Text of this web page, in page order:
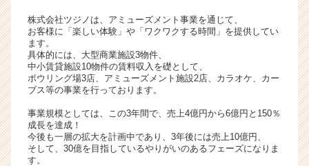
活
サ
ト
チ
ア
ャ
リ
ア
株式会社ツジノは、アミューズメント事業を通じて、
お客様に「楽しい体験」や「ワクワクする時間」を提供してい
ます。
具体的には、大型商業施設3物件、
中小賃貸施設10物件の賃料収入を礎として、
ボウリング場3店、アミューズメント施設2店、カラオケ、カー
ブス等の事業を行っております。
事業規模としては、この3年間で、売上4億円から6億円と150％
成長を達成！
今後も一層の拡大を計画中であり、3年後には売上10億円、
そして、30億を目指しているやりがいのあるフェーズになりま
す。